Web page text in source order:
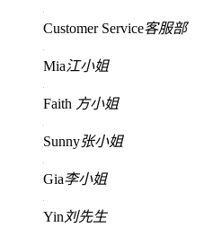
Customer Service客服部
Mia江小姐
Faith 方小姐
Sunny张小姐
Gia李小姐
Yin 刘先生